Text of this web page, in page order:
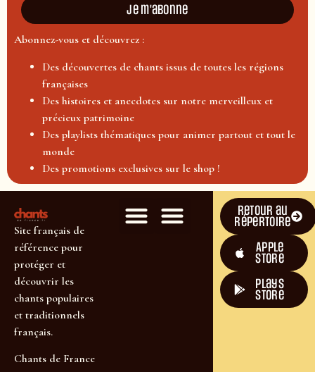
Je m'abonne
Abonnez-vous et découvrez :
Des découvertes de chants issus de toutes les régions
françaises
Des histoires et anecdotes sur notre merveilleux et
précieux patrimoine
Des playlists thématiques pour animer partout et tout le
monde
Des promotions exclusives sur le shop !
Site français de
référence pour
protéger et
découvrir les
chants populaires
et traditionnels
français.
Chants de France
Retour au
répertoire
Apple
Store
plays
store